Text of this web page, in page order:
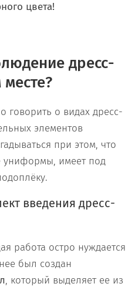
цвета!
дресс-
о видах дресс-
элементов
при этом, что
униформы, имеет под
введения дресс-
работа остро нуждается
был создан
, который выделяет ее из